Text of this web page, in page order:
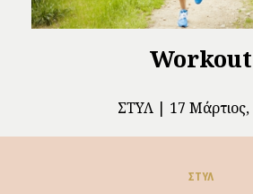
Workout
ΣΤΥΛ 17
ΣΤΥΛ